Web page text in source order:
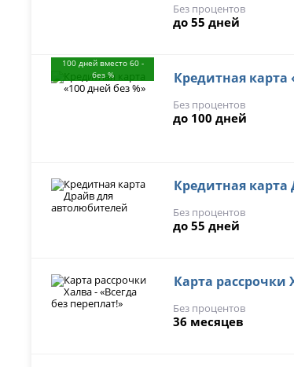
Без процентов
до 55 дней
100 дней вместо 60 -
без %
Кредитная карта
Без процентов
до 100 дней
Кредитная
Без процентов
до 55 дней
Карта рассрочки
Без процентов
36 месяцев